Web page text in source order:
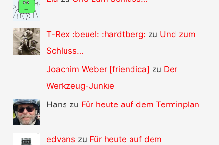
T-Rex :beuel: :hardtberg: zu Und zum
Schluss…
Joachim Weber [friendica] zu Der
Werkzeug-Junkie
Hans zu Für heute auf dem Terminplan
edvans zu Für heute auf dem